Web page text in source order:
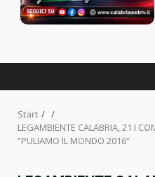
Start
LEGAMBIENTE CALABRIA, 21 I
“PULIAMO IL MONDO 2016”